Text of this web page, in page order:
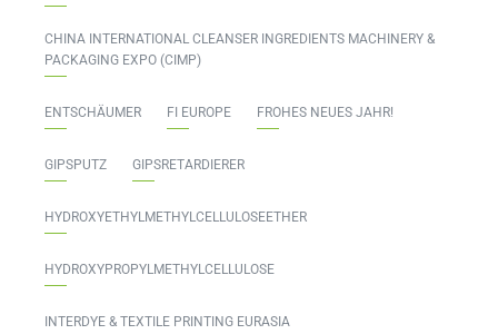
CHINA INTERNATIONAL CLEANSER INGREDIENTS MACHINERY &
PACKAGING EXPO (CIMP)
ENTSCHÄUMER FI EUROPE FROHES NEUES JAHR!
GIPSPUTZ GIPSRETARDIERER
HYDROXYETHYLMETHYLCELLULOSEETHER
HYDROXYPROPYLMETHYLCELLULOSE
INTERDYE & TEXTILE PRINTING EURASIA